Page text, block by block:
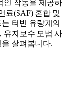
인 작동을 제공하
료(SAF) 혼합 및
터빈 유량계의
유지보수 모범 사
살펴봅니다.